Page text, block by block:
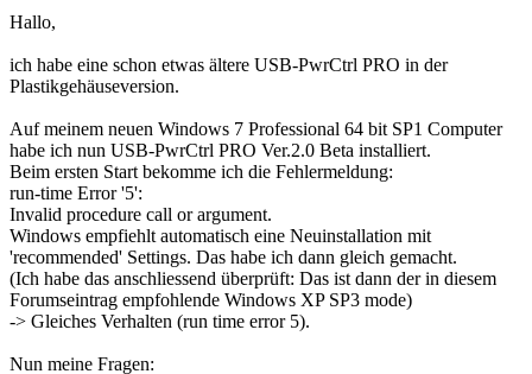
Hallo,
ich habe eine schon etwas ältere USB-PwrCtrl PRO in der
Plastikgehäuseversion.
Auf meinem neuen Windows 7 Professional 64 bit SP1 Computer
habe ich nun USB-PwrCtrl PRO Ver.2.0 Beta installiert.
Beim ersten Start bekomme ich die Fehlermeldung:
run-time Error '5':
Invalid procedure call or argument.
Windows empfiehlt automatisch eine Neuinstallation mit
'recommended' Settings. Das habe ich dann gleich gemacht.
(Ich habe das anschliessend überprüft: Das ist dann der in diesem
Forumseintrag empfohlende Windows XP SP3 mode)
-> Gleiches Verhalten (run time error 5).
Nun meine Fragen: